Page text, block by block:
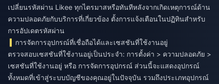
เปลี่ยนรหัสผ่าน Likee ทุกไตรมาสหรือทันทีหลังจากเกิดเหตุการณ์ด้าน
ความปลอดภัยกับบริการที่เกี่ยวข้อง ตั้งการแจ้งเตือนในปฏิทินสำหรับ
การอัปเดตรหัสผ่าน
การจัดการอุปกรณ์ที่เชื่อถือได้และเซสชันที่ใช้งานอยู่
ตรวจสอบเซสชันที่ใช้งานอยู่เป็นประจำ: การตั้งค่า > ความปลอดภัย >
เซสชันที่ใช้งานอยู่ หรือ การจัดการอุปกรณ์ ส่วนนี้จะแสดงอุปกรณ์
ทั้งหมดที่เข้าสู่ระบบบัญชีของคุณอยู่ในปัจจุบัน รวมถึงประเภทอุปกรณ์